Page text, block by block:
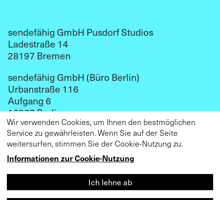
sendefähig GmbH Pusdorf Studios
Ladestraße 14
28197 Bremen
sendefähig GmbH (Büro Berlin)
Urbanstraße 116
Aufgang 6
10967 Berlin
kontakt@sendefaehig.com
Impressum
Datenschutz
Wir verwenden Cookies, um Ihnen den bestmöglichen
Service zu gewährleisten. Wenn Sie auf der Seite
weitersurfen, stimmen Sie der Cookie-Nutzung zu.
Informationen zur Cookie-Nutzung
Ich lehne ab